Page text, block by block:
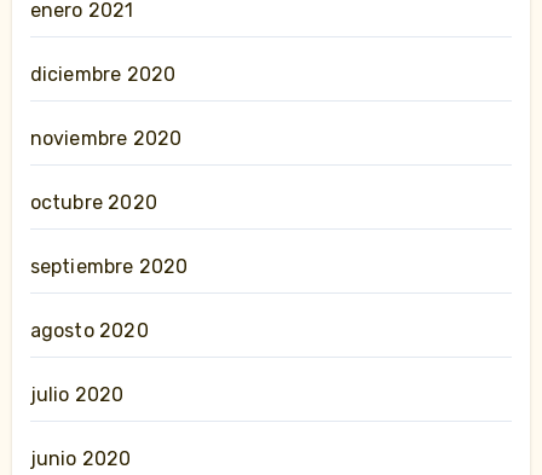
enero 2021
diciembre 2020
noviembre 2020
octubre 2020
septiembre 2020
agosto 2020
julio 2020
junio 2020